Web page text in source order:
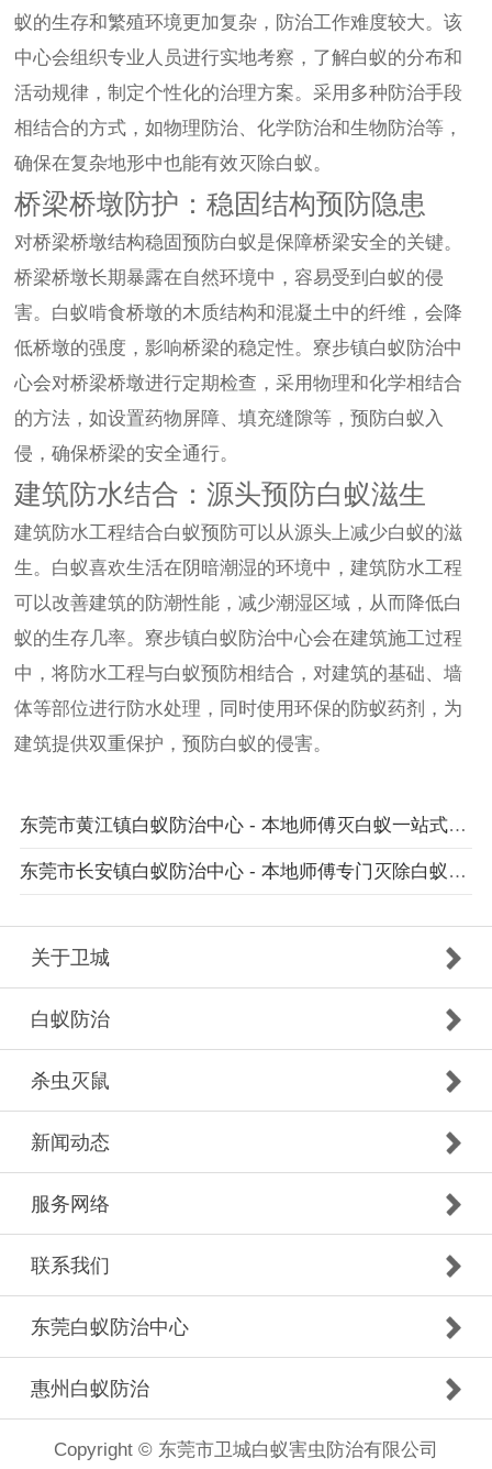
蚁的生存和繁殖环境更加复杂，防治工作难度较大。该
中心会组织专业人员进行实地考察，了解白蚁的分布和
活动规律，制定个性化的治理方案。采用多种防治手段
相结合的方式，如物理防治、化学防治和生物防治等，
确保在复杂地形中也能有效灭除白蚁。
桥梁桥墩防护：稳固结构预防隐患
对桥梁桥墩结构稳固预防白蚁是保障桥梁安全的关键。
桥梁桥墩长期暴露在自然环境中，容易受到白蚁的侵
害。白蚁啃食桥墩的木质结构和混凝土中的纤维，会降
低桥墩的强度，影响桥梁的稳定性。寮步镇白蚁防治中
心会对桥梁桥墩进行定期检查，采用物理和化学相结合
的方法，如设置药物屏障、填充缝隙等，预防白蚁入
侵，确保桥梁的安全通行。
建筑防水结合：源头预防白蚁滋生
建筑防水工程结合白蚁预防可以从源头上减少白蚁的滋
生。白蚁喜欢生活在阴暗潮湿的环境中，建筑防水工程
可以改善建筑的防潮性能，减少潮湿区域，从而降低白
蚁的生存几率。寮步镇白蚁防治中心会在建筑施工过程
中，将防水工程与白蚁预防相结合，对建筑的基础、墙
体等部位进行防水处理，同时使用环保的防蚁药剂，为
建筑提供双重保护，预防白蚁的侵害。
东莞市黄江镇白蚁防治中心 - 本地师傅灭白蚁一站式优质服务
东莞市长安镇白蚁防治中心 - 本地师傅专门灭除白蚁服务值得信赖的选择
关于卫城
白蚁防治
杀虫灭鼠
新闻动态
服务网络
联系我们
东莞白蚁防治中心
惠州白蚁防治
Copyright © 东莞市卫城白蚁害虫防治有限公司